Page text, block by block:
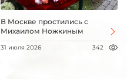
В Москве простились с
Михаилом Ножкиным
31 июля 2026 342